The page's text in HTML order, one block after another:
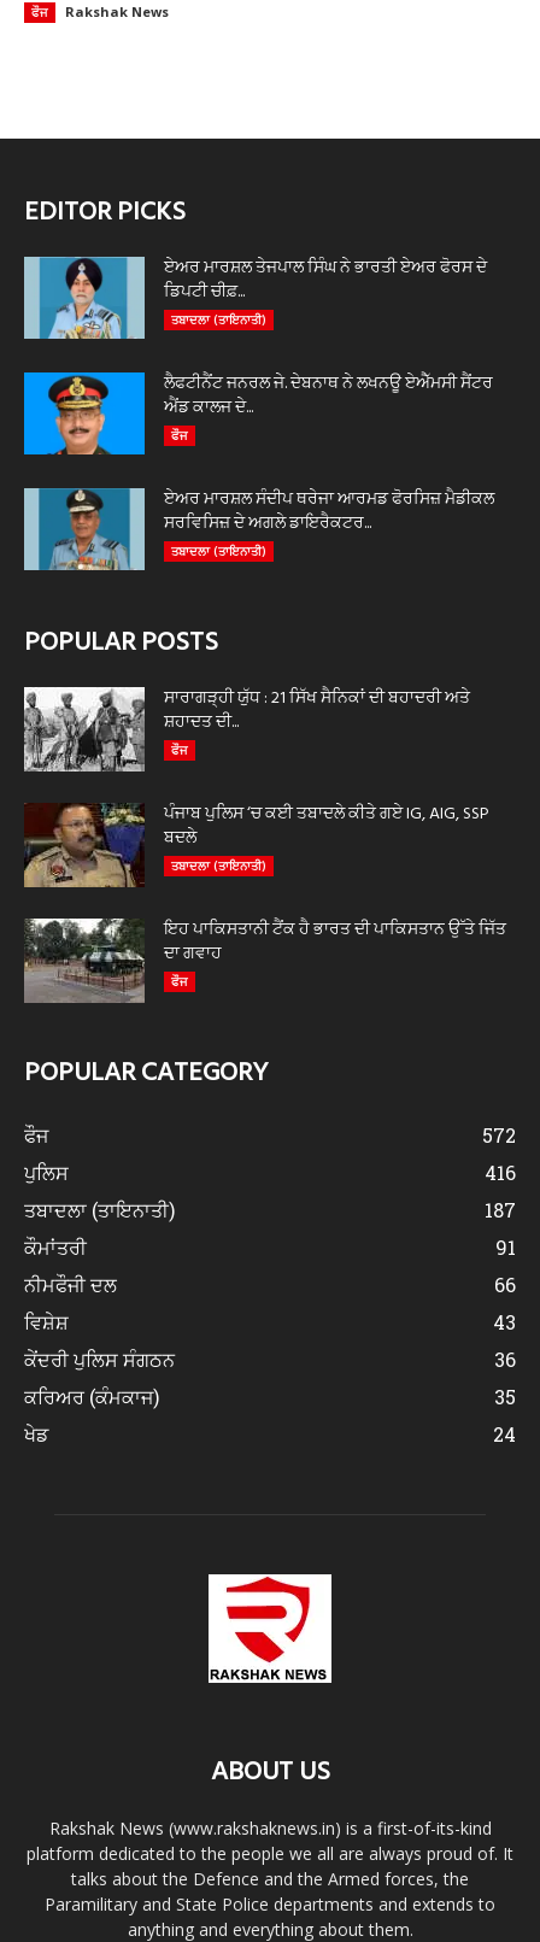
ਫੌਜ Rakshak News
EDITOR PICKS
ਏਅਰ ਮਾਰਸ਼ਲ ਤੇਜਪਾਲ ਸਿੰਘ ਨੇ ਭਾਰਤੀ ਏਅਰ ਫੋਰਸ ਦੇ
ਡਿਪਟੀ ਚੀਫ਼...
ਤਬਾਦਲਾ (ਤਾਇਨਾਤੀ)
ਲੈਫਟੀਨੈਂਟ ਜਨਰਲ ਜੇ. ਦੇਬਨਾਥ ਨੇ ਲਖਨਊ ਏਐੱਮਸੀ ਸੈਂਟਰ
ਐਂਡ ਕਾਲਜ ਦੇ...
ਫੌਜ
ਏਅਰ ਮਾਰਸ਼ਲ ਸੰਦੀਪ ਥਰੇਜਾ ਆਰਮਡ ਫੋਰਸਿਜ਼ ਮੈਡੀਕਲ
ਸਰਵਿਸਿਜ਼ ਦੇ ਅਗਲੇ ਡਾਇਰੈਕਟਰ...
ਤਬਾਦਲਾ (ਤਾਇਨਾਤੀ)
POPULAR POSTS
ਸਾਰਾਗੜ੍ਹੀ ਯੁੱਧ : 21 ਸਿੱਖ ਸੈਨਿਕਾਂ ਦੀ ਬਹਾਦਰੀ ਅਤੇ
ਸ਼ਹਾਦਤ ਦੀ...
ਫੌਜ
ਪੰਜਾਬ ਪੁਲਿਸ ‘ਚ ਕਈ ਤਬਾਦਲੇ ਕੀਤੇ ਗਏ IG, AIG, SSP
ਬਦਲੇ
ਤਬਾਦਲਾ (ਤਾਇਨਾਤੀ)
ਇਹ ਪਾਕਿਸਤਾਨੀ ਟੈਂਕ ਹੈ ਭਾਰਤ ਦੀ ਪਾਕਿਸਤਾਨ ਉੱਤੇ ਜਿੱਤ
ਦਾ ਗਵਾਹ
ਫੌਜ
POPULAR CATEGORY
ਫੌਜ
572
ਪੁਲਿਸ
416
ਤਬਾਦਲਾ (ਤਾਇਨਾਤੀ)
187
ਕੌਮਾਂਤਰੀ
91
ਨੀਮਫੌਜੀ ਦਲ
66
ਵਿਸ਼ੇਸ਼
43
ਕੇਂਦਰੀ ਪੁਲਿਸ ਸੰਗਠਨ
36
ਕਰਿਅਰ (ਕੰਮਕਾਜ)
35
ਖੇਡ
24
ABOUT US
Rakshak News (www.rakshaknews.in) is a first-of-its-kind
platform dedicated to the people we all are always proud of. It
talks about the Defence and the Armed forces, the
Paramilitary and State Police departments and extends to
anything and everything about them.